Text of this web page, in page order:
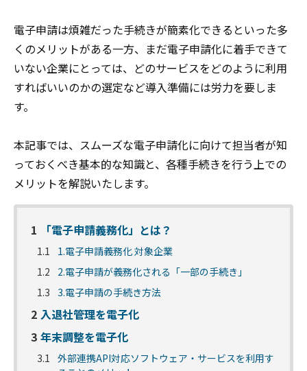
電子申請は煩雑だった手続きが簡素化できるといった多
くのメリットがある一方、まだ電子申請化に着手できて
いない企業にとっては、どのサービスをどのように利用
すればいいのかの選定など導入準備には労力を要しま
す。
本記事では、スムーズな電子申請化に向けて担当者が知
っておくべき基本的な知識と、各種手続きを行う上での
メリットを解説いたします。
1 「電子申請義務化」とは？
1.1
1.電子申請義務化 対象企業
1.2
2.電子申請が義務化される「一部の手続き」
1.3 3.電子申請の手続き方法
2 入退社管理を電子化
3 年末調整を電子化
3.1 外部連携API対応ソフトウェア・サービスを利用す